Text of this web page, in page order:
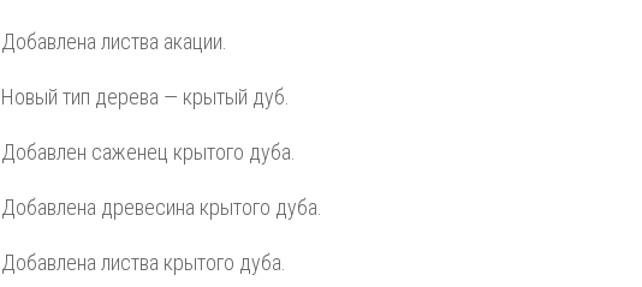
Добавлена листва акации.
Новый тип дерева — крытый дуб.
Добавлен саженец крытого дуба.
Добавлена древесина крытого дуба.
Добавлена листва крытого дуба.